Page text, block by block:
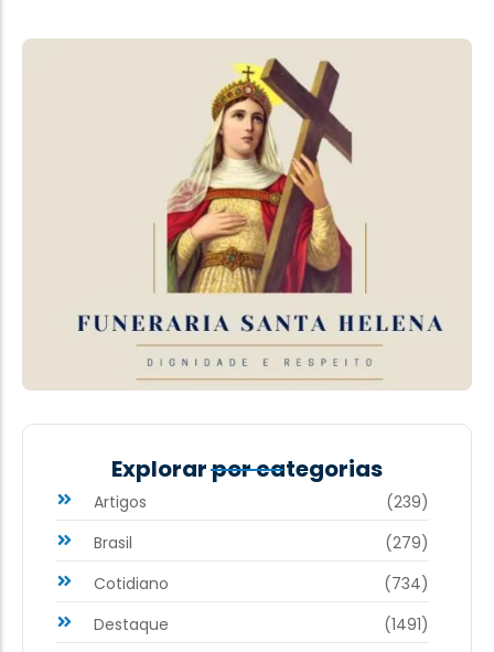
Explorar por categorias
Artigos
(239)
Brasil
(279)
Cotidiano
(734)
Destaque
(1491)